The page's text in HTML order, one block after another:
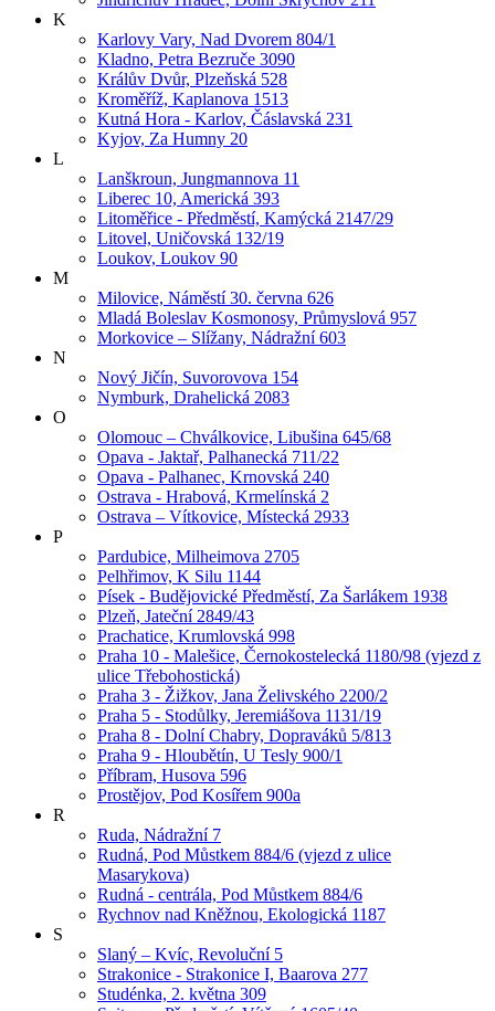
K
Karlovy Vary, Nad Dvorem 804/1
Kladno, Petra Bezruče 3090
Králův Dvůr, Plzeňská 528
Kroměříž, Kaplanova 1513
Kutná Hora - Karlov, Čáslavská 231
Kyjov, Za Humny 20
L
Lanškroun, Jungmannova 11
Liberec 10, Americká 393
Litoměřice - Předměstí, Kamýcká 2147/29
Litovel, Uničovská 132/19
Loukov, Loukov 90
M
Milovice, Náměstí 30. června 626
Mladá Boleslav Kosmonosy, Průmyslová 957
Morkovice – Slížany, Nádražní 603
N
Nový Jičín, Suvorovova 154
Nymburk, Drahelická 2083
O
Olomouc – Chválkovice, Libušina 645/68
Opava - Jaktař, Palhanecká 711/22
Opava - Palhanec, Krnovská 240
Ostrava - Hrabová, Krmelínská 2
Ostrava – Vítkovice, Místecká 2933
P
Pardubice, Milheimova 2705
Pelhřimov, K Silu 1144
Písek - Budějovické Předměstí, Za Šarlákem 1938
Plzeň, Jateční 2849/43
Prachatice, Krumlovská 998
Praha 10 - Malešice, Černokostelecká 1180/98 (vjezd z
ulice Třebohostická)
Praha 3 - Žižkov, Jana Želivského 2200/2
Praha 5 - Stodůlky, Jeremiášova 1131/19
Praha 8 - Dolní Chabry, Dopraváků 5/813
Praha 9 - Hloubětín, U Tesly 900/1
Příbram, Husova 596
Prostějov, Pod Kosířem 900a
R
Ruda, Nádražní 7
Rudná, Pod Můstkem 884/6 (vjezd z ulice
Masarykova)
Rudná - centrála, Pod Můstkem 884/6
Rychnov nad Kněžnou, Ekologická 1187
S
Slaný – Kvíc, Revoluční 5
Strakonice - Strakonice I, Baarova 277
Studénka, 2. května 309